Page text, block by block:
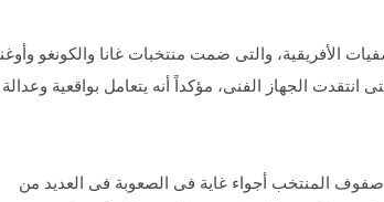
الأفريقية، والتى ضمت منتخبات غانا والكونغو
انتقدت الجهاز الفنى، مؤكداً أنه يتعامل بواقعية
المنتخب أجواء غاية فى الصعوبة فى العديد من